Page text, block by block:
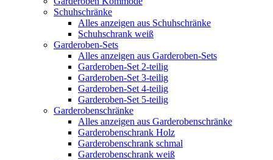
Schuhschränke
Alles anzeigen aus Schuhschränke
Schuhschrank weiß
Garderoben-Sets
Alles anzeigen aus Garderoben-Sets
Garderoben-Set 2-teilig
Garderoben-Set 3-teilig
Garderoben-Set 4-teilig
Garderoben-Set 5-teilig
Garderobenschränke
Alles anzeigen aus Garderobenschränke
Garderobenschrank Holz
Garderobenschrank schmal
Garderobenschrank weiß